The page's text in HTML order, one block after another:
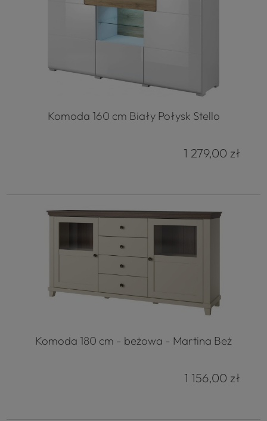
Komoda 160 cm Biały Połysk Stello
1 279,00 zł
Komoda 180 cm - beżowa - Martina Beż
1 156,00 zł